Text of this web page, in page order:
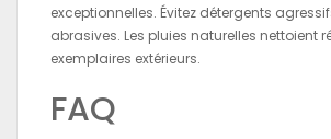
exceptionnelles. Évitez détergents
abrasives. Les pluies naturelles nettoient
exemplaires extérieurs.
FAQ